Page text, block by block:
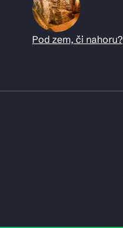
Pod zem, či nahoru?